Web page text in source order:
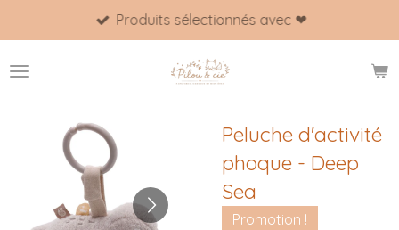
au
contenu
Produits sélectionnés avec ❤
Peluche d'activité
phoque - Deep
Sea
Promotion !